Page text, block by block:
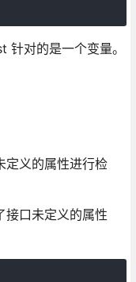
对的是一个变量。
定义的属性进行检
接口未定义的属性